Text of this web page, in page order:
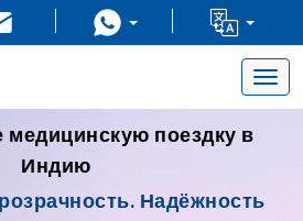
медицинскую поездку в
Индию
Надёжность